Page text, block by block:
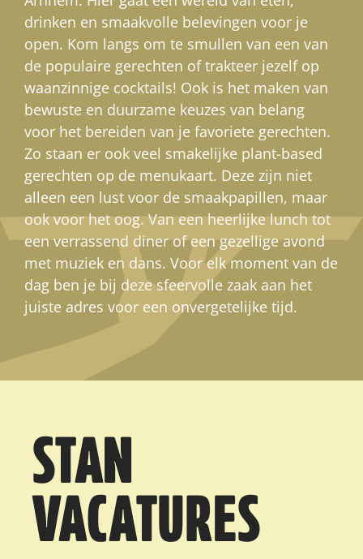
drinken en smaakvolle belevingen voor je
open. Kom langs om te smullen van een van
de populaire gerechten of trakteer jezelf op
waanzinnige cocktails! Ook is het maken van
bewuste en duurzame keuzes van belang
voor het bereiden van je favoriete gerechten.
Zo staan er ook veel smakelijke plant-based
gerechten op de menukaart. Deze zijn niet
alleen een lust voor de smaakpapillen, maar
ook voor het oog. Van een heerlijke lunch tot
een verrassend diner of een gezellige avond
met muziek en dans. Voor elk moment van de
dag ben je bij deze sfeervolle zaak aan het
juiste adres voor een onvergetelijke tijd.
STAN
VACATURES